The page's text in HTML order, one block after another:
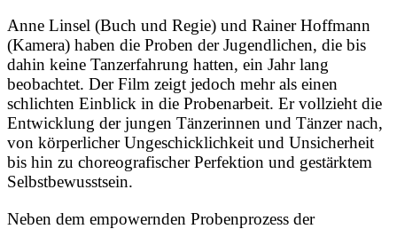
Anne Linsel (Buch und Regie) und Rainer Hoffmann
(Kamera) haben die Proben der Jugendlichen, die bis
dahin keine Tanzerfahrung hatten, ein Jahr lang
beobachtet. Der Film zeigt jedoch mehr als einen
schlichten Einblick in die Probenarbeit. Er vollzieht die
Entwicklung der jungen Tänzerinnen und Tänzer nach,
von körperlicher Ungeschicklichkeit und Unsicherheit
bis hin zu choreografischer Perfektion und gestärktem
Selbstbewusstsein.
Neben dem empowernden Probenprozess der